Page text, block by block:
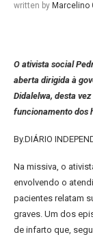
written by Marcelino
O ativista social
aberta dirigida à
Didalelwa, desta
funcionamento dos
By.DIÁRIO
Na missiva, o
envolvendo o
pacientes relatam
graves. Um dos
de infarto que,